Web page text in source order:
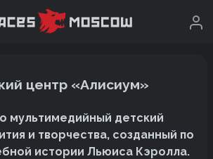
центр «Алисиум»
мультимедийный детский
и творчества, созданный по
истории Льюиса Кэролла.